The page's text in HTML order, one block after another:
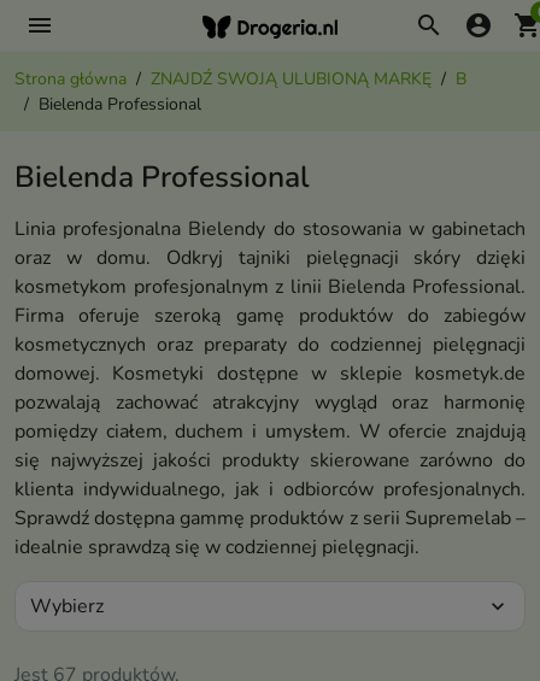
menu search account_circle
Strona główna ZNAJDŹ SWOJĄ ULUBIONĄ MARKĘ
B
Bielenda Professional
Bielenda Professional
Linia profesjonalna Bielendy do stosowania w gabinetach
oraz w domu. Odkryj tajniki pielęgnacji skóry dzięki
kosmetykom profesjonalnym z linii Bielenda Professional.
Firma oferuje szeroką gamę produktów do zabiegów
kosmetycznych oraz preparaty do codziennej pielęgnacji
domowej. Kosmetyki dostępne w sklepie kosmetyk.de
pozwalają zachować atrakcyjny wygląd oraz harmonię
pomiędzy ciałem, duchem i umysłem. W ofercie znajdują
się najwyższej jakości produkty skierowane zarówno do
klienta indywidualnego, jak i odbiorców profesjonalnych.
Sprawdź dostępna gammę produktów z serii Supremelab –
idealnie sprawdzą się w codziennej pielęgnacji.
Jest 67 produktów.
Wybierz expand_more